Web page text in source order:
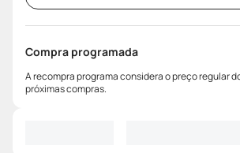
Compra programada
A recompra programa considera o preço regular
próximas compras.